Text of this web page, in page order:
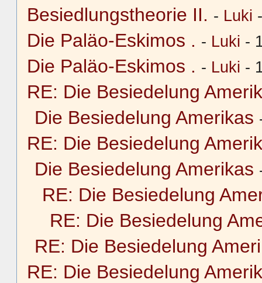
Besiedlungstheorie II. - Luki
Die Paläo-Eskimos . - Luki -
Die Paläo-Eskimos . - Luki -
RE: Die Besiedelung
Die Besiedelung Amerikas
RE: Die Besiedelung
Die Besiedelung Amerikas
RE: Die Besiedelung
RE: Die Besiedelung
RE: Die Besiedelung
RE: Die Besiedelung